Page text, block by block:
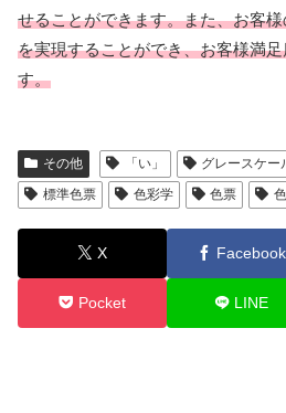
せることができます。また、お客
を実現することができ、お客様満
す。
その他 「い」 グレースケー
標準色票
色彩学 色票
X Facebook
Pocket LINE